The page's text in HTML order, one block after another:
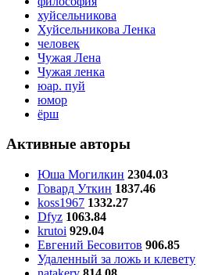
хуйсельникова
Хуйсельникова Ленка
человек
Чужая Лена
Чужая ленка
юар. пуй
юмор
ёрш
Активные авторы
Юша Могилкин 2304.03
Говард Уткин 1837.46
koss1967 1332.27
Dfyz 1063.84
krutoi 929.04
Евгений Бесовитов 906.85
Удаленный за ложь и клевету